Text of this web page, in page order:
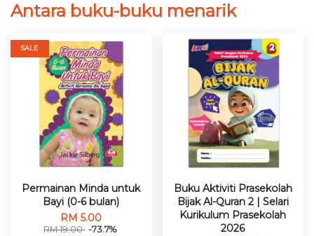
Antara buku-buku menarik
SALE
Permainan Minda untuk
Bayi (0-6 bulan)
RM 5.00
RM 19.00 -73.7%
Buku Aktiviti Prasekolah
Bijak Al-Quran 2 | Selari
Kurikulum Prasekolah
2026